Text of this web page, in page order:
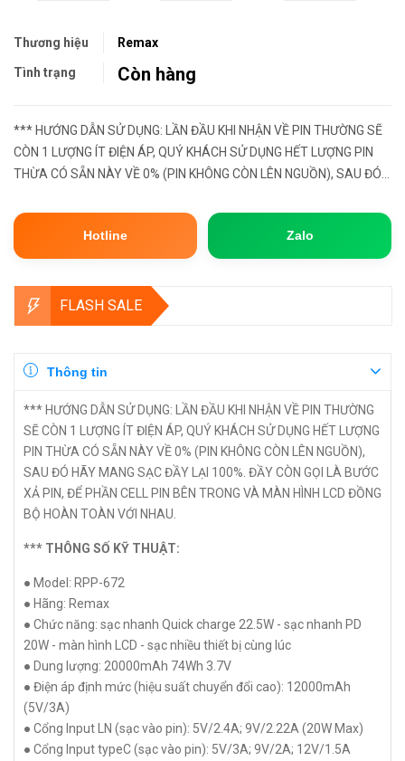
Thương hiệu Remax
Tình trạng Còn hàng
*** HƯỚNG DẪN SỬ DỤNG: LẦN ĐẦU KHI NHẬN VỀ PIN THƯỜNG SẼ
CÒN 1 LƯỢNG ÍT ĐIỆN ÁP, QUÝ KHÁCH SỬ DỤNG HẾT LƯỢNG PIN
THỪA CÓ SẴN NÀY VỀ 0% (PIN KHÔNG CÒN LÊN NGUỒN), SAU ĐÓ
PHẦN CELL PIN BÊN TR...
Hotline
Zalo
FLASH SALE
Thông tin
*** HƯỚNG DẪN SỬ DỤNG: LẦN ĐẦU KHI NHẬN VỀ PIN THƯỜNG
SẼ CÒN 1 LƯỢNG ÍT ĐIỆN ÁP, QUÝ KHÁCH SỬ DỤNG HẾT LƯỢNG
PIN THỪA CÓ SẴN NÀY VỀ 0% (PIN KHÔNG CÒN LÊN NGUỒN),
SAU ĐÓ HÃY MANG SẠC ĐẦY LẠI 100%. ĐẦY CÒN GỌI LÀ BƯỚC
XẢ PIN, ĐỂ PHẦN CELL PIN BÊN TRONG VÀ MÀN HÌNH LCD ĐỒNG
BỘ HOÀN TOÀN VỚI NHAU.
*** THÔNG SỐ KỸ THUẬT:
● Model: RPP-672
● Hãng: Remax
● Chức năng: sạc nhanh Quick charge 22.5W - sạc nhanh PD
20W - màn hình LCD - sạc nhiều thiết bị cùng lúc
● Dung lượng: 20000mAh 74Wh 3.7V
● Điện áp định mức (hiệu suất chuyển đổi cao): 12000mAh
(5V/3A)
● Cổng Input LN (sạc vào pin): 5V/2.4A; 9V/2.22A (20W Max)
● Cổng Input typeC (sạc vào pin): 5V/3A; 9V/2A; 12V/1.5A